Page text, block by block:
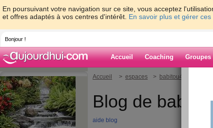
En poursuivant votre navigation sur ce site, vous acceptez
et offres adaptés à vos centres d'intérêt. En savoir plus et gérer ces
Bonjour !
Accueil Coaching Groupes
Accueil > espaces > babitou46
Blog de
aide blog